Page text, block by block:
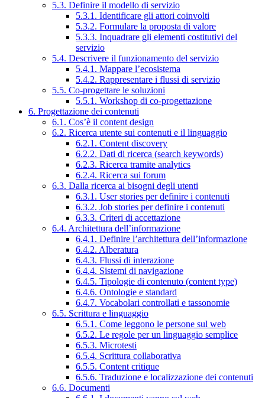
5.3. Definire il modello di servizio
5.3.1. Identificare gli attori coinvolti
5.3.2. Formulare la proposta di valore
5.3.3. Inquadrare gli elementi costitutivi del
servizio
5.4. Descrivere il funzionamento del servizio
5.4.1. Mappare l’ecosistema
5.4.2. Rappresentare i flussi di servizio
5.5. Co-progettare le soluzioni
5.5.1. Workshop di co-progettazione
6. Progettazione dei contenuti
6.1. Cos’è il content design
6.2. Ricerca utente sui contenuti e il linguaggio
6.2.1. Content discovery
6.2.2. Dati di ricerca (search keywords)
6.2.3. Ricerca tramite analytics
6.2.4. Ricerca sui forum
6.3. Dalla ricerca ai bisogni degli utenti
6.3.1. User stories per definire i contenuti
6.3.2. Job stories per definire i contenuti
6.3.3. Criteri di accettazione
6.4. Architettura dell’informazione
6.4.1. Definire l’architettura dell’informazione
6.4.2. Alberatura
6.4.3. Flussi di interazione
6.4.4. Sistemi di navigazione
6.4.5. Tipologie di contenuto (content type)
6.4.6. Ontologie e standard
6.4.7. Vocabolari controllati e tassonomie
6.5. Scrittura e linguaggio
6.5.1. Come leggono le persone sul web
6.5.2. Le regole per un linguaggio semplice
6.5.3. Microtesti
6.5.4. Scrittura collaborativa
6.5.5. Content critique
6.5.6. Traduzione e localizzazione dei contenuti
6.6. Documenti